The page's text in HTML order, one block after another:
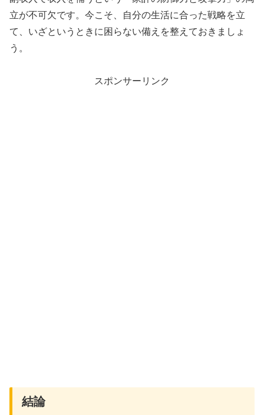
立が不可欠です。今こそ、自分の生活に合った戦略を立
て、いざというときに困らない備えを整えておきましょ
う。
スポンサーリンク
結論